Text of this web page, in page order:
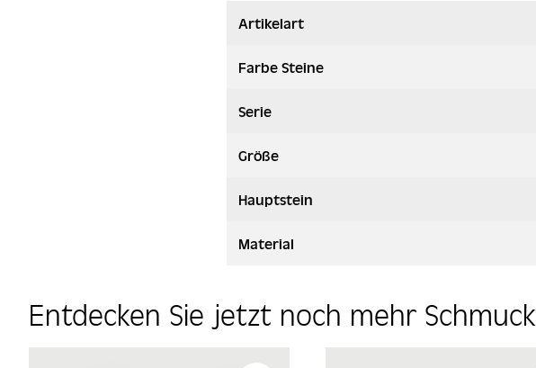
Artikelart
Farbe Steine
Serie
Größe
Hauptstein
Material
Entdecken Sie jetzt noch mehr Schmuck